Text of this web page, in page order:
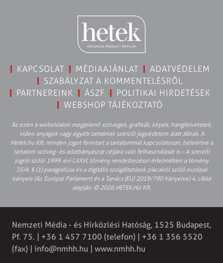
KAPCSOLAT MÉDIAAJÁNLAT
ADATVÉDELEM
SZABÁLYZAT A KOMMENTELÉSRŐL
PARTNEREINK
ÁSZF
POLITIKAI HIRDETÉSEK
WEBSHOP TÁJÉKOZTATÓ
Az ezen a weboldalon megjelenő szövegek, grafikák, képek, hangfelvételek,
video anyagok vagy egyéb tartalmak szerzői jogvédelem alatt állnak. A
Hetek.hu Kft. minden jogot fenntart a tartalommal kapcsolatosan, beleértve a
tartalom szöveg- és adatbányászat céljára való felhasználását is – A szerzői
jogról szóló 1999. évi LXXVI. törvény rendelkezései értelmében a törvény
35/A. § (1) paragrafusa és a digitális szolgáltatások piacairól szóló európai
irányelv (Az Európai Parlament és a Tanács (EU) 2019/790 Irányelve) 4. cikke
alapján. © 2026 HETEK.HU Kft.
Nemzeti Média - és Hírközlési Hatóság, 1525 Budapest,
Pf. 75. | +36 1 457 7100 (telefon) | +36 1 356 5520
(fax) | info@nmhh.hu | www.nmhh.hu